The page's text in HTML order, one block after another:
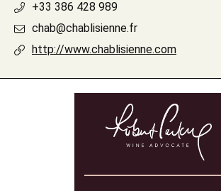
+33 386 428 989
chab@chablisienne.fr
http://www.chablisienne.com